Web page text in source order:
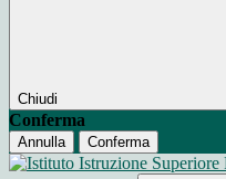
Chiudi
Conferma
Annulla Conferma